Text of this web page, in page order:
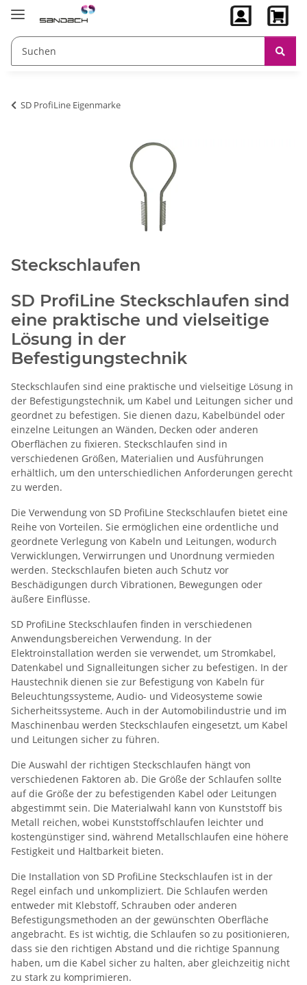
SD ProfiLine Eigenmarke
Steckschlaufen
SD ProfiLine Steckschlaufen sind
eine praktische und vielseitige
Lösung in der
Befestigungstechnik
Steckschlaufen sind eine praktische und vielseitige Lösung in
der Befestigungstechnik, um Kabel und Leitungen sicher und
geordnet zu befestigen. Sie dienen dazu, Kabelbündel oder
einzelne Leitungen an Wänden, Decken oder anderen
Oberflächen zu fixieren. Steckschlaufen sind in
verschiedenen Größen, Materialien und Ausführungen
erhältlich, um den unterschiedlichen Anforderungen gerecht
zu werden.
Die Verwendung von SD ProfiLine Steckschlaufen bietet eine
Reihe von Vorteilen. Sie ermöglichen eine ordentliche und
geordnete Verlegung von Kabeln und Leitungen, wodurch
Verwicklungen, Verwirrungen und Unordnung vermieden
werden. Steckschlaufen bieten auch Schutz vor
Beschädigungen durch Vibrationen, Bewegungen oder
äußere Einflüsse.
SD ProfiLine Steckschlaufen finden in verschiedenen
Anwendungsbereichen Verwendung. In der
Elektroinstallation werden sie verwendet, um Stromkabel,
Datenkabel und Signalleitungen sicher zu befestigen. In der
Haustechnik dienen sie zur Befestigung von Kabeln für
Beleuchtungssysteme, Audio- und Videosysteme sowie
Sicherheitssysteme. Auch in der Automobilindustrie und im
Maschinenbau werden Steckschlaufen eingesetzt, um Kabel
und Leitungen sicher zu führen.
Die Auswahl der richtigen Steckschlaufen hängt von
verschiedenen Faktoren ab. Die Größe der Schlaufen sollte
auf die Größe der zu befestigenden Kabel oder Leitungen
abgestimmt sein. Die Materialwahl kann von Kunststoff bis
Metall reichen, wobei Kunststoffschlaufen leichter und
kostengünstiger sind, während Metallschlaufen eine höhere
Festigkeit und Haltbarkeit bieten.
Die Installation von SD ProfiLine Steckschlaufen ist in der
Regel einfach und unkompliziert. Die Schlaufen werden
entweder mit Klebstoff, Schrauben oder anderen
Befestigungsmethoden an der gewünschten Oberfläche
angebracht. Es ist wichtig, die Schlaufen so zu positionieren,
dass sie den richtigen Abstand und die richtige Spannung
haben, um die Kabel sicher zu halten, aber gleichzeitig nicht
zu stark zu komprimieren.